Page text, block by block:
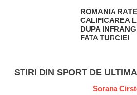
ROMANIA
CALIFICAREA
DUPA
FATA TURCIEI
STIRI DIN SPORT DE
Sorana